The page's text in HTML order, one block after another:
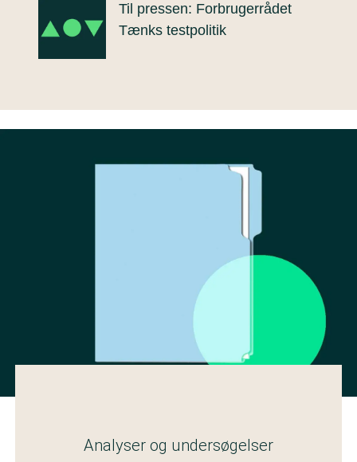
Til pressen: Forbrugerrådet
Tænks testpolitik
Analyser og undersøgelser